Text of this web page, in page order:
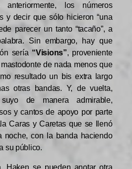
anteriormente, los números
y decir que sólo hicieron “una
parecer un tanto “tacaño”, a
Sin embargo, hay que
sería“Visions”, proveniente
de nada menos que
resultado un bis extra largo
otras bandas. Y, de vuelta,
de manera admirable,
y cantos de apoyo por parte
Caras y Caretas que se llenó
noche, con la banda haciendo
su público.